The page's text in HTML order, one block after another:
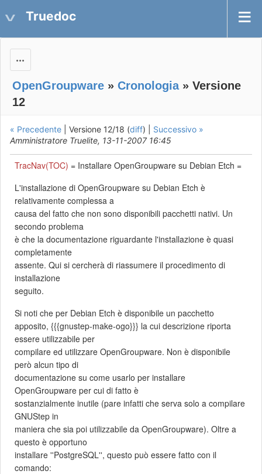
Truedoc
OpenGroupware » Cronologia» Versione
12
« Precedente | Versione 12/18 (diff) | Successivo »
Amministratore Truelite, 13-11-2007 16:45
TracNav(TOC) = Installare OpenGroupware su Debian Etch =
L'installazione di OpenGroupware su Debian Etch è
relativamente complessa a
causa del fatto che non sono disponibili pacchetti nativi. Un
secondo problema
è che la documentazione riguardante l'installazione è quasi
completamente
assente. Qui si cercherà di riassumere il procedimento di
installazione
seguito.
Si noti che per Debian Etch è disponibile un pacchetto
apposito, {{{gnustep-make-ogo}}} la cui descrizione riporta
essere utilizzabile per
compilare ed utilizzare OpenGroupware. Non è disponibile
però alcun tipo di
documentazione su come usarlo per installare
OpenGroupware per cui di fatto è
sostanzialmente inutile (pare infatti che serva solo a compilare
GNUStep in
maniera che sia poi utilizzabile da OpenGroupware). Oltre a
questo è opportuno
installare ''PostgreSQL'', questo può essere fatto con il
comando: